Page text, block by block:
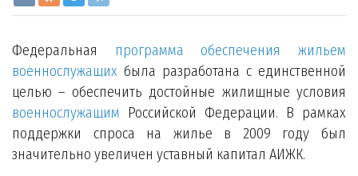
Федеральная программа обеспечения жильем
военнослужащих была разработана с единственной
целью – обеспечить достойные жилищные условия
военнослужащим Российской Федерации. В рамках
поддержки спроса на жилье в 2009 году был
значительно увеличен уставный капитал АИЖК.